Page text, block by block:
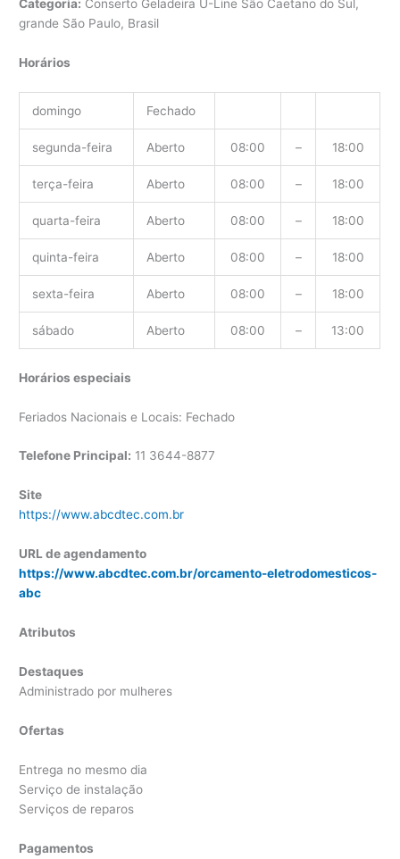
Categoria: Conserto Geladeira U-Line São Caetano do Sul,
grande São Paulo, Brasil
Horários
domingo Fechado
segunda-feira Aberto 08:00 – 18:00
terça-feira Aberto 08:00 – 18:00
quarta-feira Aberto 08:00 – 18:00
quinta-feira Aberto 08:00 – 18:00
sexta-feira Aberto 08:00 – 18:00
sábado Aberto 08:00 – 13:00
Horários especiais
Feriados Nacionais e Locais: Fechado
Telefone Principal: 11 3644-8877
Site
https://www.abcdtec.com.br
URL de agendamento
https://www.abcdtec.com.br/orcamento-eletrodomesticos-
abc
Atributos
Destaques
Administrado por mulheres
Ofertas
Entrega no mesmo dia
Serviço de instalação
Serviços de reparos
Pagamentos